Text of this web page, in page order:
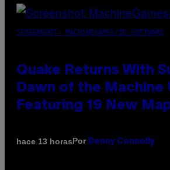
SCREENSHOT: MACHINEGAMES/ID SOFTWARE
Quake Returns With
Dawn of the Machine
Featuring 19 New
hace 13 horasPor Denny Connolly